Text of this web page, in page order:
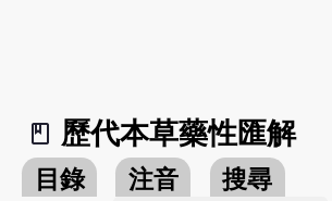
book_2
歷代本草藥性匯解
目錄 注音
搜尋